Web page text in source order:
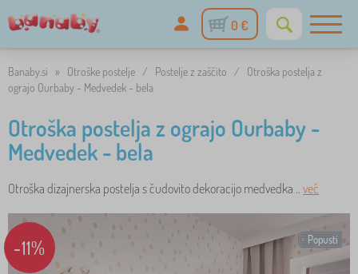
0 €
Banaby.si » Otroške postelje / Postelje z zaščito /
Otroška postelja z
ograjo Ourbaby - Medvedek - bela
Otroška postelja z ograjo Ourbaby -
Medvedek - bela
Otroška dizajnerska postelja s čudovito dekoracijo medvedka .. več
Popusti
-11%